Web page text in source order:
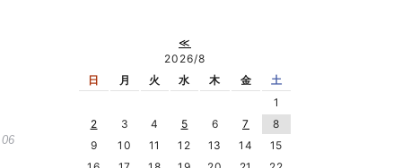
≪
2026/8
日
月 火 水 木 金
土
1
2
3 4 5 6 7
8
9
10 11 12 13 14
15